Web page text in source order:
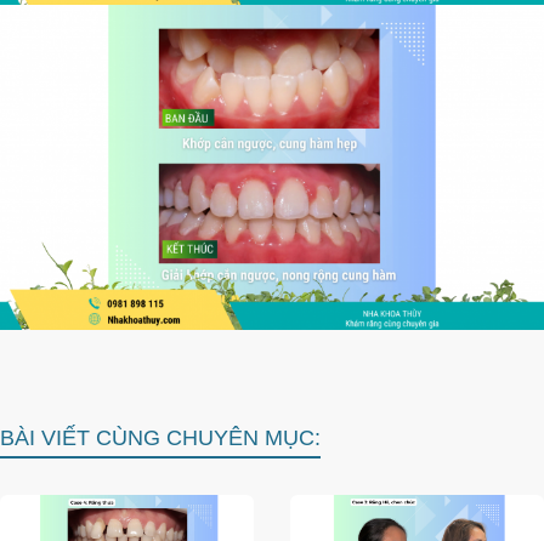
BÀI VIẾT CÙNG CHUYÊN MỤC: